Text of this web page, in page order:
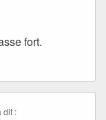
fort.
dit :